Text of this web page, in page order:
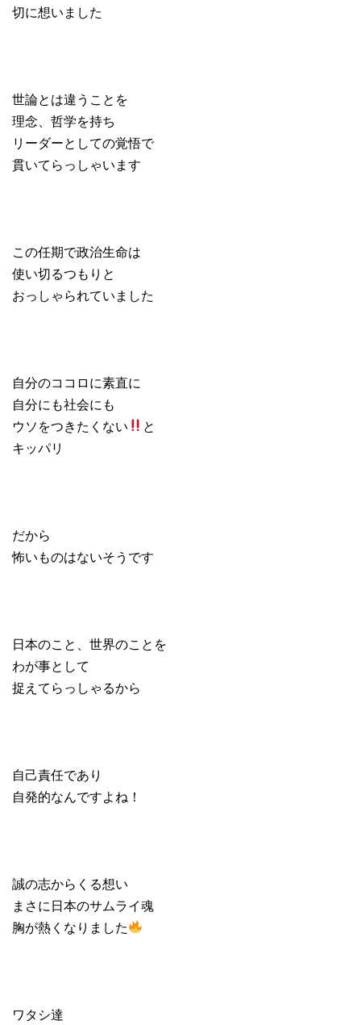
切に想いました
世論とは違うことを
理念、哲学を持ち
リーダーとしての覚悟で
貫いてらっしゃいます
この任期で政治生命は
使い切るつもりと
おっしゃられていました
自分のココロに素直に
自分にも社会にも
ウソをつきたくない
と
キッパリ
だから
怖いものはないそうです
日本のこと、世界のことを
わが事として
捉えてらっしゃるから
自己責任であり
自発的なんですよね！
誠の志からくる想い
まさに日本のサムライ魂
胸が熱くなりました
ワタシ達